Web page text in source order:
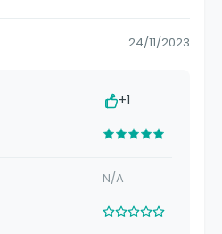
24/11/2023
+1
N/A